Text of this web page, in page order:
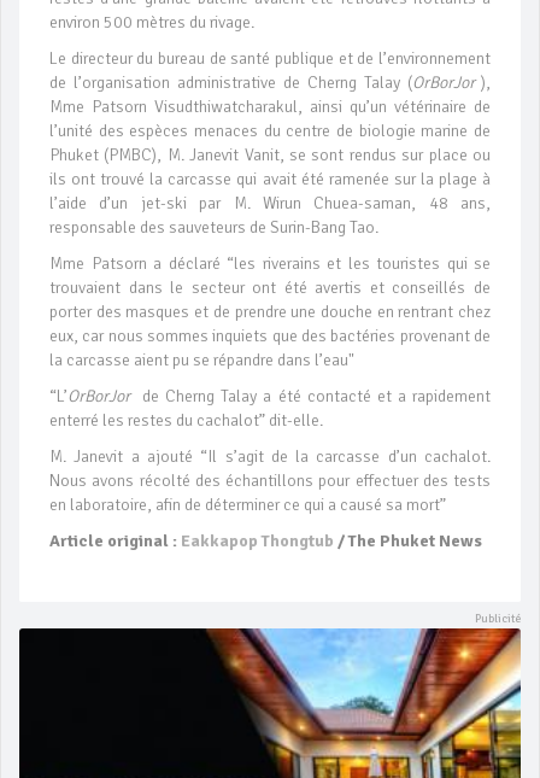
environ 500 mètres du rivage.
Le directeur du bureau de santé publique et de l’environnement
de l’organisation administrative de Cherng Talay (OrBorJor ),
Mme Patsorn Visudthiwatcharakul, ainsi qu’un vétérinaire de
l’unité des espèces menaces du centre de biologie marine de
Phuket (PMBC), M. Janevit Vanit, se sont rendus sur place ou
ils ont trouvé la carcasse qui avait été ramenée sur la plage à
l’aide d’un jet-ski par M. Wirun Chuea-saman, 48 ans,
responsable des sauveteurs de Surin-Bang Tao.
Mme Patsorn a déclaré “les riverains et les touristes qui se
trouvaient dans le secteur ont été avertis et conseillés de
porter des masques et de prendre une douche en rentrant chez
eux, car nous sommes inquiets que des bactéries provenant de
la carcasse aient pu se répandre dans l’eau"
“L’OrBorJor
de Cherng Talay a été contacté et a rapidement
enterré les restes du cachalot” dit-elle.
M. Janevit a ajouté “Il s’agit de la carcasse d’un cachalot.
Nous avons récolté des échantillons pour effectuer des tests
en laboratoire, afin de déterminer ce qui a causé sa mort”
Article original : Eakkapop Thongtub / The Phuket News